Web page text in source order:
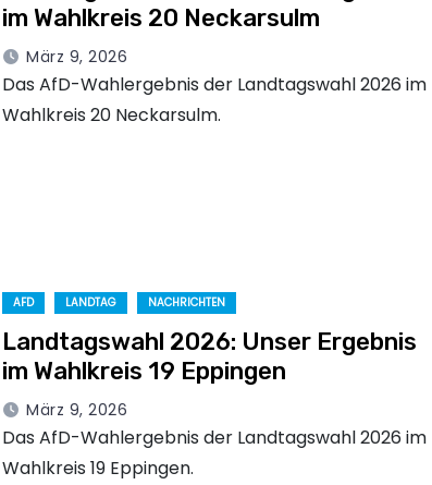
im Wahlkreis 20 Neckarsulm
März 9, 2026
Das AfD-Wahlergebnis der Landtagswahl 2026 im
Wahlkreis 20 Neckarsulm.
AFD LANDTAG NACHRICHTEN
Landtagswahl 2026: Unser Ergebnis
im Wahlkreis 19 Eppingen
März 9, 2026
Das AfD-Wahlergebnis der Landtagswahl 2026 im
Wahlkreis 19 Eppingen.